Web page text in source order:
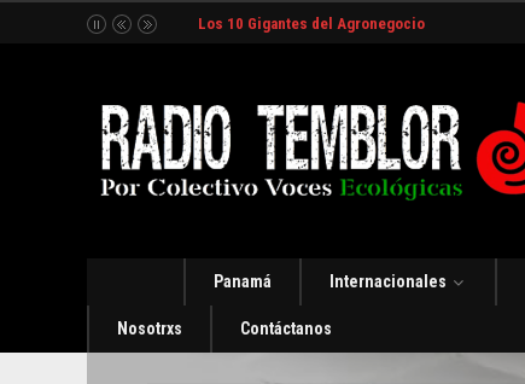
Los 10 Gigantes del Agronegocio
Panamá Internacionales
Nosotrxs Contáctanos